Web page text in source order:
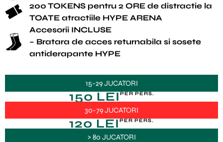
200 TOKENS pentru 2 ORE de distractie la
TOATE atractiile HYPE ARENA
Accesorii INCLUSE
– Bratara de acces returnabila si sosete
antiderapante HYPE
15-29 JUCATORI
150 LEIPER PERS.
30-79 JUCATORI
120 LEIPER PERS.
> 80 JUCATORI